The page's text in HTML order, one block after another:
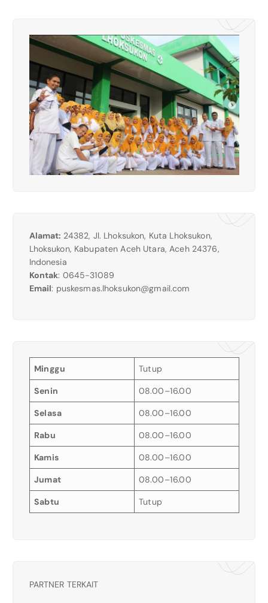
Alamat: 24382, Jl. Lhoksukon, Kuta Lhoksukon,
Lhoksukon, Kabupaten Aceh Utara, Aceh 24376,
Indonesia
Kontak: 0645-31089
Email: puskesmas.lhoksukon@gmail.com
Minggu Tutup
Senin 08.00–16.00
Selasa 08.00–16.00
Rabu 08.00–16.00
Kamis 08.00–16.00
Jumat 08.00–16.00
Sabtu Tutup
PARTNER TERKAIT